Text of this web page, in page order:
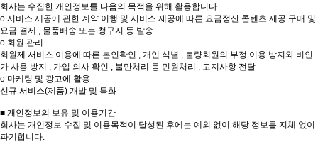
회사는 수집한 개인정보를 다음의 목적을 위해 활용합니다.
ο 서비스 제공에 관한 계약 이행 및 서비스 제공에 따른 요금정산 콘텐츠 제공 구매 및
요금 결제 , 물품배송 또는 청구지 등 발송
ο 회원 관리
회원제 서비스 이용에 따른 본인확인 , 개인 식별 , 불량회원의 부정 이용 방지와 비인
가 사용 방지 , 가입 의사 확인 , 불만처리 등 민원처리 , 고지사항 전달
ο 마케팅 및 광고에 활용
신규 서비스(제품) 개발 및 특화
■ 개인정보의 보유 및 이용기간
회사는 개인정보 수집 및 이용목적이 달성된 후에는 예외 없이 해당 정보를 지체 없이
파기합니다.